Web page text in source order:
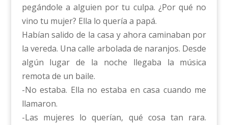
pegándole a alguien por tu culpa. ¿Por qué no
vino tu mujer? Ella lo quería a papá.
Habían salido de la casa y ahora caminaban por
la vereda. Una calle arbolada de naranjos. Desde
algún lugar de la noche llegaba la música
remota de un baile.
-No estaba. Ella no estaba en casa cuando me
llamaron.
-Las mujeres lo querían, qué cosa tan rara.